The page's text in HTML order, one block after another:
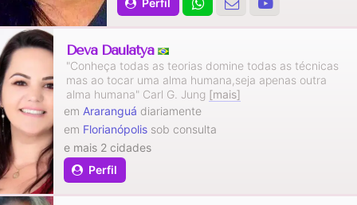
Deva Daulatya
"Conheça todas as teorias domine todas as técnicas
mas ao tocar uma alma humana,seja apenas outra
alma humana" Carl G. Jung [mais]
Perfil
em Araranguá diariamente
em Florianópolissob consulta
e mais 2 cidades